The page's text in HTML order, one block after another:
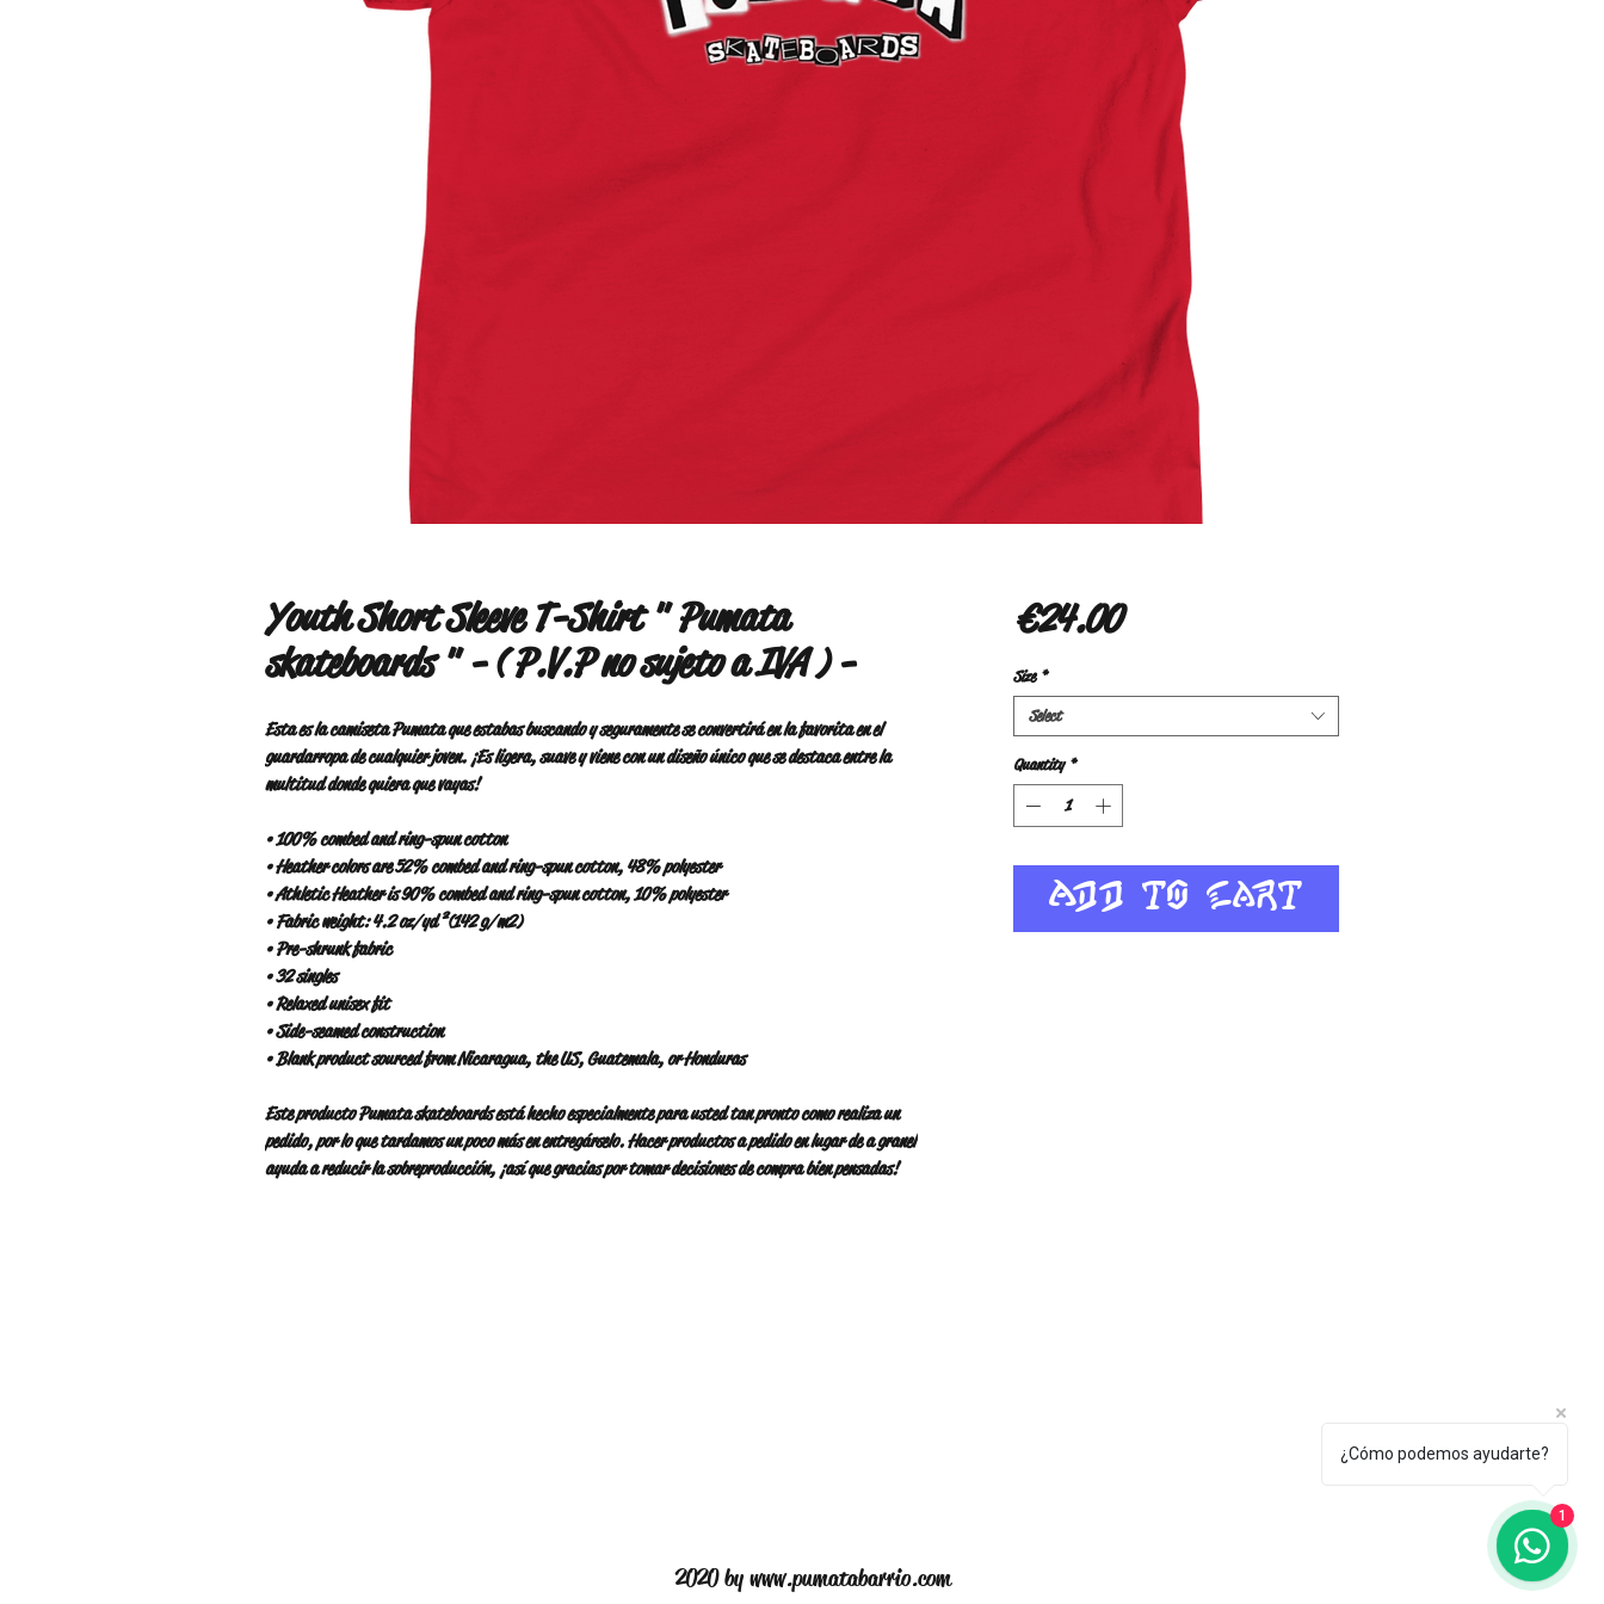
Youth Short Sleeve T-Shirt " Pumata
skateboards " - ( P.V.P no sujeto a IVA ) -
Esta es la camiseta Pumata que estabas buscando y seguramente se convertirá en la favorita en el
guardarropa de cualquier joven. ¡Es ligera, suave y viene con un diseño único que se destaca entre la
multitud donde quiera que vayas!
• 100% combed and ring-spun cotton
• Heather colors are 52% combed and ring-spun cotton, 48% polyester
• Athletic Heather is 90% combed and ring-spun cotton, 10% polyester
• Fabric weight: 4.2 oz/yd² (142 g/m2)
• Pre-shrunk fabric
• 32 singles
• Relaxed unisex fit
• Side-seamed construction
• Blank product sourced from Nicaragua, the US, Guatemala, or Honduras
Este producto Pumata skateboards está hecho especialmente para usted tan pronto como realiza un
pedido, por lo que tardamos un poco más en entregárselo. Hacer productos a pedido en lugar de a granel
ayuda a reducir la sobreproducción, ¡así que gracias por tomar decisiones de compra bien pensadas!
€24.00Price
Size *
Select
Quantity *
Add to Cart
2020 bywww.pumatabarrio.com
¿Cómo podemos ayudarte?
1